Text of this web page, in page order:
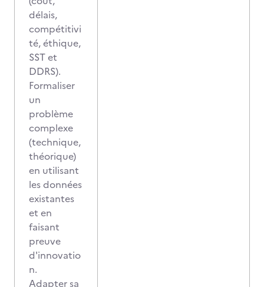
délais,
compétitivi
té, éthique,
SST et
DDRS).
Formaliser
un
problème
complexe
(technique,
théorique)
en utilisant
les données
existantes
et en
faisant
preuve
d'innovatio
n.
Adapter sa